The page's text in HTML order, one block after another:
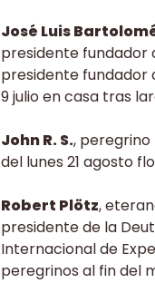
José Luis
presidente fundador
presidente fundador
9 julio en casa tras
John R. S., peregrino
del lunes 21 agosto
Robert Plötz,
presidente de la
Internacional de
peregrinos al fin del